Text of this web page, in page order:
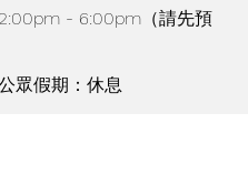
- 6:00pm（請先預
眾假期：休息